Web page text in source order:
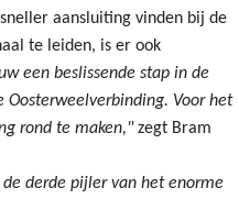
aansluiting vinden bij de
te leiden, is er ook
een beslissende stap in de
Oosterweelverbinding. Voor het
rond te maken," zegt Bram
derde pijler van het enorme